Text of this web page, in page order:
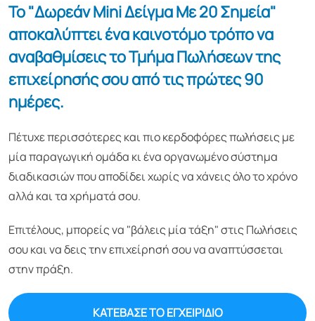
Το "Δωρεάν Mini Δείγμα Με 20 Σημεία"
αποκαλύπτει ένα καινοτόμο τρόπο να
αναβαθμίσεις το Τμήμα Πωλήσεων της
επιχείρησής σου από τις πρώτες 90
ημέρες.
Πέτυχε περισσότερες και πιο κερδοφόρες πωλήσεις με
μία παραγωγική ομάδα κι ένα οργανωμένο σύστημα
διαδικασιών που αποδίδει χωρίς να χάνεις όλο το χρόνο
αλλά και τα χρήματά σου.
Επιτέλους, μπορείς να "βάλεις μία τάξη" στις Πωλήσεις
σου και να δεις την επιχείρησή σου να αναπτύσσεται
στην πράξη.
ΚΑΤΕΒΑΣΕ ΤΟ ΕΓΧΕΙΡΙΔΙΟ